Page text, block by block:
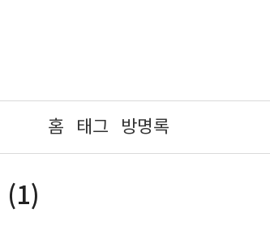
홈 태그 방명록
(1)